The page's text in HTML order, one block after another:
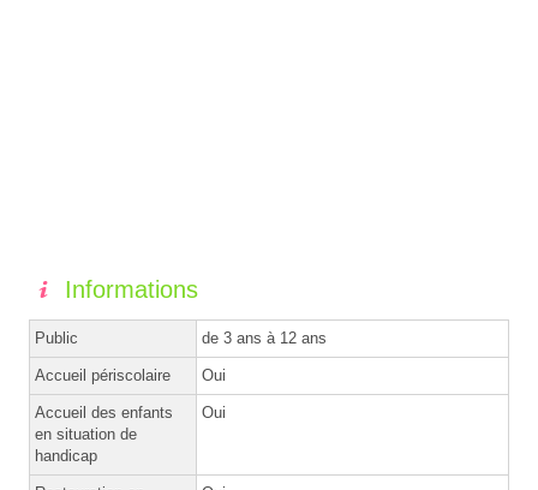
Informations
Public de 3 ans à 12 ans
Accueil périscolaire Oui
Accueil des enfants
en situation de
handicap
Oui